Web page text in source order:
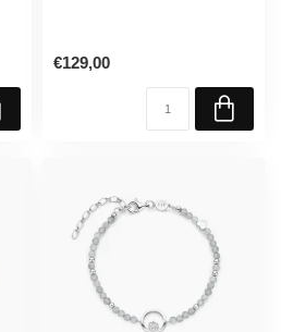
€129,00